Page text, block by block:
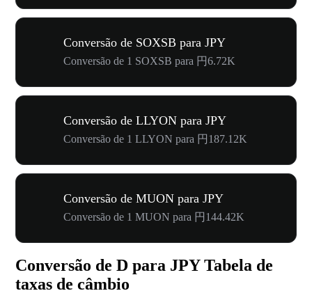
Conversão de SOXSB para JPY
Conversão de 1 SOXSB para 円6.72K
Conversão de LLYON para JPY
Conversão de 1 LLYON para 円187.12K
Conversão de MUON para JPY
Conversão de 1 MUON para 円144.42K
Conversão de D para JPY Tabela de
taxas de câmbio